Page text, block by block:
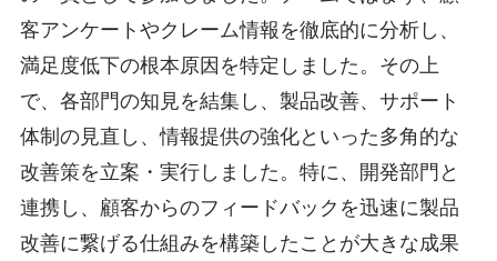
客アンケートやクレーム情報を徹底的に分析し、
満足度低下の根本原因を特定しました。その上
で、各部門の知見を結集し、製品改善、サポート
体制の見直し、情報提供の強化といった多角的な
改善策を立案・実行しました。特に、開発部門と
連携し、顧客からのフィードバックを迅速に製品
改善に繋げる仕組みを構築したことが大きな成果